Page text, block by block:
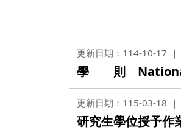
更新日期：114-10-17
學 則 National
更新日期：115-03-18
研究生學位授予